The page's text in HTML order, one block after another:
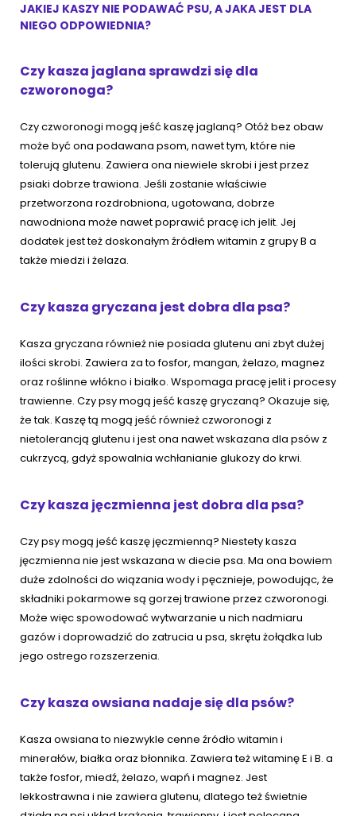
JAKIEJ KASZY NIE PODAWAĆ PSU, A JAKA JEST DLA
NIEGO ODPOWIEDNIA?
Czy kasza jaglana sprawdzi się dla
czworonoga?
Czy czworonogi mogą jeść kaszę jaglaną? Otóż bez obaw
może być ona podawana psom, nawet tym, które nie
tolerują glutenu. Zawiera ona niewiele skrobi i jest przez
psiaki dobrze trawiona. Jeśli zostanie właściwie
przetworzona rozdrobniona, ugotowana, dobrze
nawodniona może nawet poprawić pracę ich jelit. Jej
dodatek jest też doskonałym źródłem witamin z grupy B a
także miedzi i żelaza.
Czy kasza gryczana jest dobra dla psa?
Kasza gryczana również nie posiada glutenu ani zbyt dużej
ilości skrobi. Zawiera za to fosfor, mangan, żelazo, magnez
oraz roślinne włókno i białko. Wspomaga pracę jelit i procesy
trawienne. Czy psy mogą jeść kaszę gryczaną? Okazuje się,
że tak. Kaszę tą mogą jeść również czworonogi z
nietolerancją glutenu i jest ona nawet wskazana dla psów z
cukrzycą, gdyż spowalnia wchłanianie glukozy do krwi.
Czy kasza jęczmienna jest dobra dla psa?
Czy psy mogą jeść kaszę jęczmienną? Niestety kasza
jęczmienna nie jest wskazana w diecie psa. Ma ona bowiem
duże zdolności do wiązania wody i pęcznieje, powodując, że
składniki pokarmowe są gorzej trawione przez czworonogi.
Może więc spowodować wytwarzanie u nich nadmiaru
gazów i doprowadzić do zatrucia u psa, skrętu żołądka lub
jego ostrego rozszerzenia.
Czy kasza owsiana nadaje się dla psów?
Kasza owsiana to niezwykle cenne źródło witamin i
minerałów, białka oraz błonnika. Zawiera też witaminę E i B. a
także fosfor, miedź, żelazo, wapń i magnez. Jest
lekkostrawna i nie zawiera glutenu, dlatego też świetnie